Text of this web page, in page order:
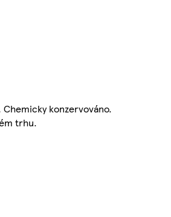
Chemicky konzervováno.
trhu.